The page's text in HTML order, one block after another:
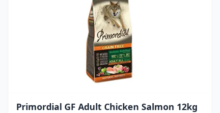
Primordial GF Adult Chicken Salmon 12kg